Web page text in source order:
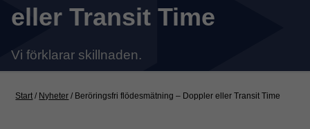
eller Transit Time
Vi förklarar skillnaden.
Start / Nyheter / Beröringsfri flödesmätning – Doppler eller Transit Time